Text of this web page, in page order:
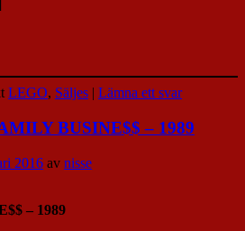
LEGO, Säljes | Lämna ett svar
BUSINE$$ – 1989
2016 av nisse
– 1989